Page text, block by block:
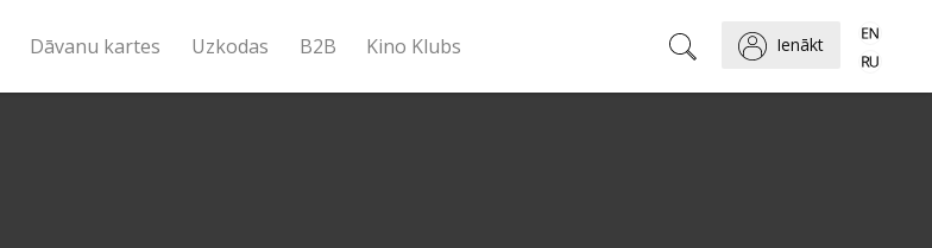
Dāvanu kartes Uzkodas B2B Kino Klubs Ienākt